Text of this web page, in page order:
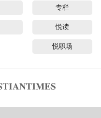
专栏
悦读
悦职场